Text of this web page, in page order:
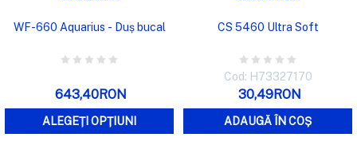
WF-660 Aquarius - Duș bucal
643,40RON
ALEGEȚI OPȚIUNI
CS 5460 Ultra Soft
Cod: H73327170
30,49RON
ADAUGĂ ÎN COȘ